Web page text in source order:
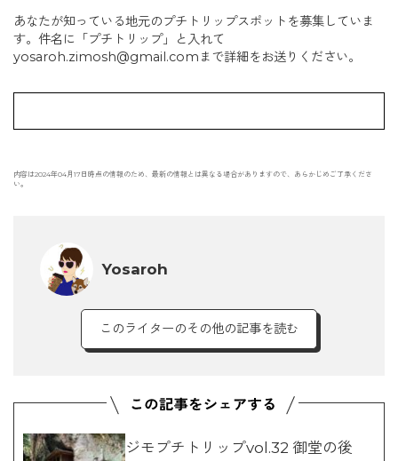
あなたが知っている地元のプチトリップスポットを募集していま
す。件名に「プチトリップ」と入れて
yosaroh.zimosh@gmail.comまで詳細をお送りください。
内容は2024年04月17日時点の情報のため、最新の情報とは異なる場合がありますので、あらかじめご了承くださ
い。
Yosaroh
このライターのその他の記事を読む
ジモプチトリップvol.32 御堂の後